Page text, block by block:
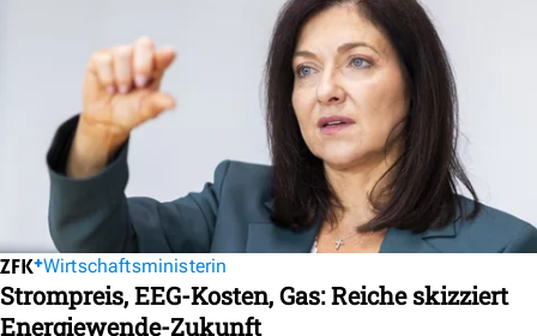
Wirtschaftsministerin
Strompreis, EEG-Kosten, Gas: Reiche skizziert
Energiewende-Zukunft